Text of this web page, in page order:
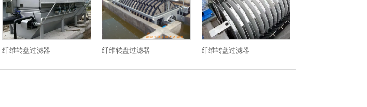
纤维转盘过滤器 纤维转盘过滤器 纤维转盘过滤器